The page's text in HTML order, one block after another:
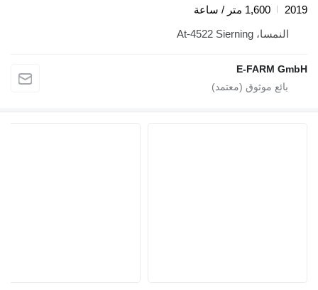
2019
1,600 متر / ساعة
النمسا، At-4522 Sierning
E-FARM GmbH